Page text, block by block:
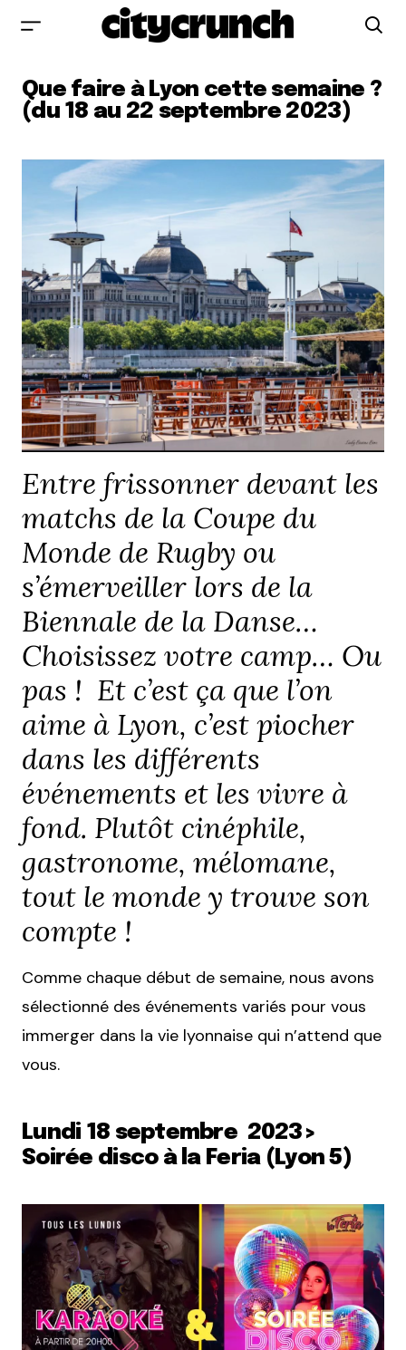
Que faire à Lyon cette semaine ?
(du 18 au 22 septembre 2023)
Entre frissonner devant les
matchs de la Coupe du
Monde de Rugby ou
s’émerveiller lors de la
Biennale de la Danse…
Choisissez votre camp… Ou
pas ! Et c’est ça que l’on
aime à Lyon, c’est piocher
dans les différents
événements et les vivre à
fond. Plutôt cinéphile,
gastronome, mélomane,
tout le monde y trouve son
compte !
Comme chaque début de semaine, nous avons
sélectionné des événements variés pour vous
immerger dans la vie lyonnaise qui n’attend que
vous.
Lundi 18 septembre 2023>
Soirée disco à la Feria (Lyon 5)